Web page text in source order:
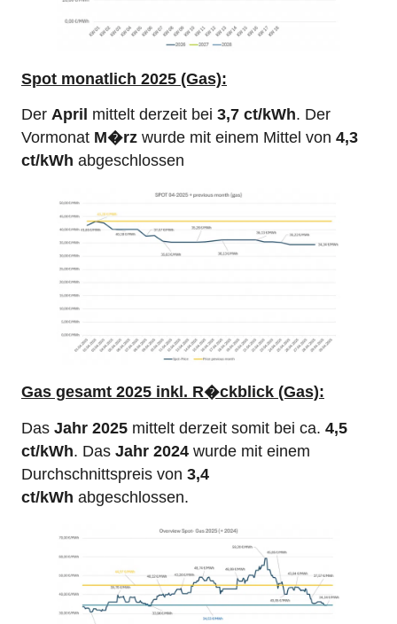
Spot monatlich 2025 (Gas):
Der April mittelt derzeit bei 3,7 ct/kWh. Der
Vormonat M�rz wurde mit einem Mittel von 4,3
ct/kWh abgeschlossen
Gas gesamt 2025 inkl. R�ckblick (Gas):
Das Jahr 2025 mittelt derzeit somit bei ca. 4,5
ct/kWh. Das Jahr 2024 wurde mit einem
Durchschnittspreis von 3,4
ct/kWh abgeschlossen.